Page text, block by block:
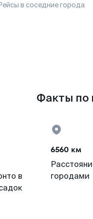
в соседние города
Факты по
в
6560 км
городами